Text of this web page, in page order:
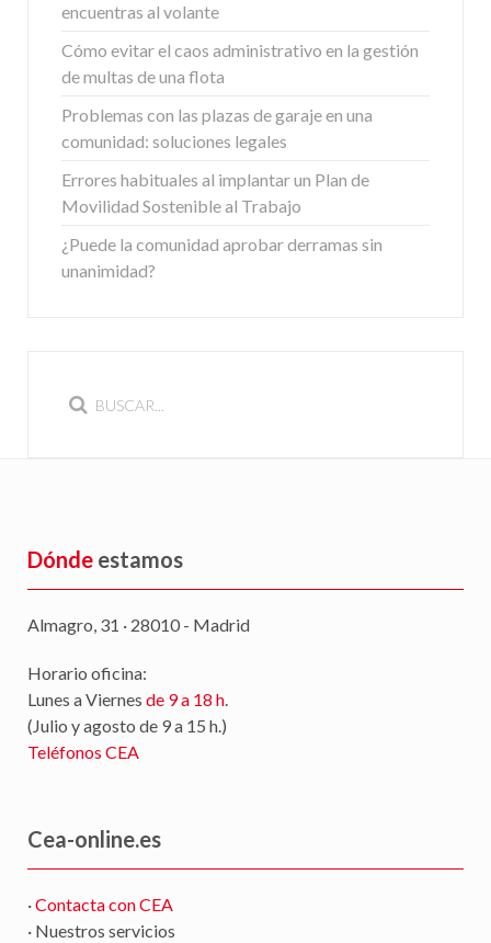
encuentras al volante
Cómo evitar el caos administrativo en la gestión
de multas de una flota
Problemas con las plazas de garaje en una
comunidad: soluciones legales
Errores habituales al implantar un Plan de
Movilidad Sostenible al Trabajo
¿Puede la comunidad aprobar derramas sin
unanimidad?
Dónde estamos
Almagro, 31 · 28010 - Madrid
Horario oficina:
Lunes a Viernes de 9 a 18 h.
(Julio y agosto de 9 a 15 h.)
Teléfonos CEA
Cea-online.es
·Contacta con CEA
· Nuestros servicios